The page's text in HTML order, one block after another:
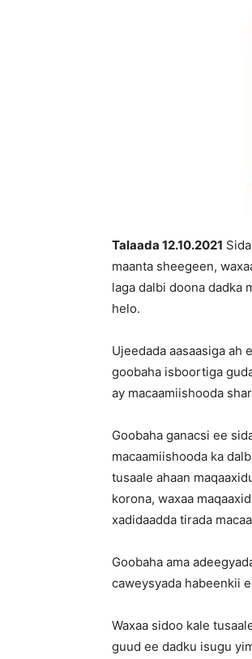
Talaada 12.10.2021
maanta sheegeen,
laga dalbi doona dadka
helo.
Ujeedada aasaasiga ah
goobaha isboortiga
ay macaamiishooda
Goobaha ganacsi ee
macaamiishooda ka
tusaale ahaan
korona, waxaa
xadidaadda tirada
Goobaha ama
caweysyada habeenkii
Waxaa sidoo kale
guud ee dadku isugu